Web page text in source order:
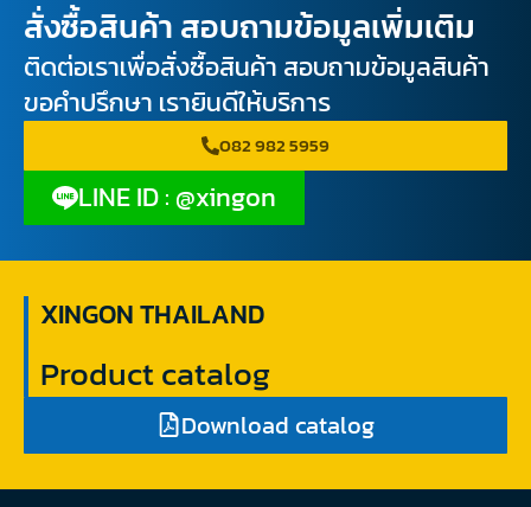
สั่งซื้อสินค้า สอบถามข้อมูลเพิ่มเติม
ติดต่อเราเพื่อสั่งซื้อสินค้า สอบถามข้อมูลสินค้า
ขอคำปรึกษา เรายินดีให้บริการ
082 982 5959
LINE ID : @xingon
XINGON THAILAND
Product catalog
Download catalog